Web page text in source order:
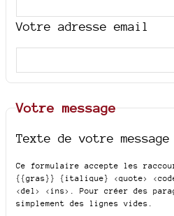
Votre adresse email
Votre message
Texte de votre
Ce formulaire accepte les
{{gras}} {italique} <quote>
<del> <ins>
. Pour créer des
simplement des lignes vides.